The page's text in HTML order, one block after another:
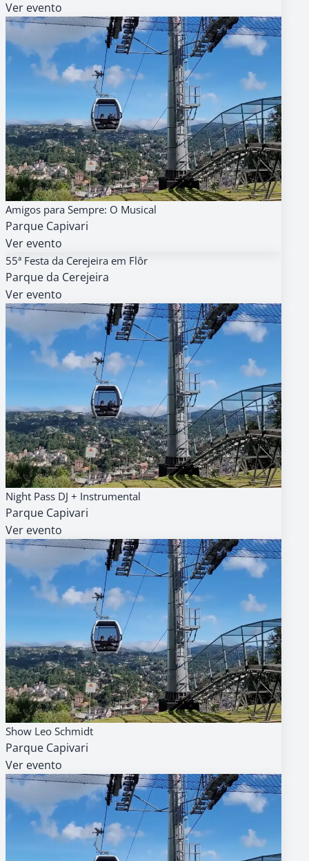
Ver evento
15
AGO
13h
AGENDA
GRATUITO
Amigos para Sempre: O Musical
Parque Capivari
Ver evento
15
9h
AGENDA
R$ 0,00
55ª Festa da Cerejeira em Flôr
Parque da Cerejeira
Ver evento
15
AGO
18h
AGENDA
GRATUITO
Night Pass DJ + Instrumental
Parque Capivari
Ver evento
15
15h
AGENDA
GRATUITO
Show Leo Schmidt
Parque Capivari
Ver evento